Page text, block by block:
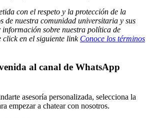
con el respeto y la protección de la
de nuestra comunidad universitaria y sus
sobre nuestra política de
click en el siguiente link Conoce los términos
al canal de WhatsApp
asesoría personalizada, selecciona la
empezar a chatear con nosotros.